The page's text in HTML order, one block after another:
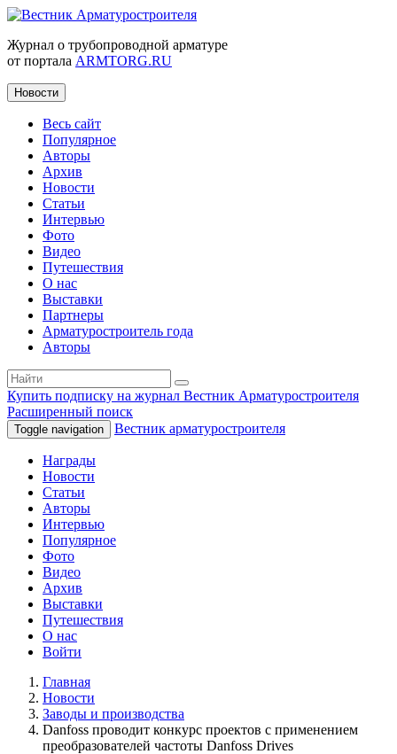
Журнал о трубопроводной арматуре
от портала ARMTORG.RU
Новости
Весь сайт
Популярное
Авторы
Архив
Новости
Статьи
Интервью
Фото
Видео
Путешествия
О нас
Выставки
Партнеры
Арматуростроитель года
Авторы
Купить подписку на журнал Вестник Арматуростроителя
Расширенный поиск
Toggle navigation Вестник арматуростроителя
Награды
Новости
Статьи
Авторы
Интервью
Популярное
Фото
Видео
Архив
Выставки
Путешествия
О нас
Войти
Главная
Новости
Заводы и производства
Danfoss проводит конкурс проектов с применением
преобразователей частоты Danfoss Drives